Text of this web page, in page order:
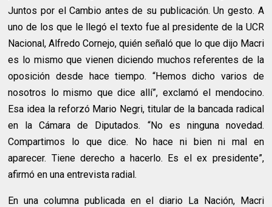
Juntos por el Cambio antes de su publicación. Un gesto. A
uno de los que le llegó el texto fue al presidente de la UCR
Nacional, Alfredo Cornejo, quién señaló que lo que dijo Macri
es lo mismo que vienen diciendo muchos referentes de la
oposición desde hace tiempo. “Hemos dicho varios de
nosotros lo mismo que dice allí”, exclamó el mendocino.
Esa idea la reforzó Mario Negri, titular de la bancada radical
en la Cámara de Diputados. “No es ninguna novedad.
Compartimos lo que dice. No hace ni bien ni mal en
aparecer. Tiene derecho a hacerlo. Es el ex presidente”,
afirmó en una entrevista radial.
En una columna publicada en el diario La Nación, Macri